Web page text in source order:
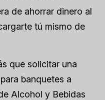
de ahorrar dinero al
tú mismo de
que solicitar una
banquetes a
Alcohol y Bebidas